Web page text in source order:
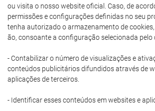
ou visita o nosso website oficial. Caso, de
permissões e configurações definidas no seu
tenha autorizado o armazenamento de
ão, consoante a configuração selecionada pelo
- Contabilizar o número de visualizações e
conteúdos publicitários difundidos através de
aplicações de terceiros.
- Identificar esses conteúdos em websites e